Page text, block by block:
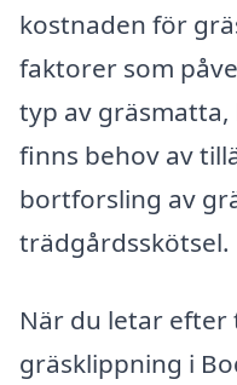
kostnaden för
faktorer som
typ av
finns behov av
bortforsling av
trädgårdsskötsel.
När du letar
gräsklippning i